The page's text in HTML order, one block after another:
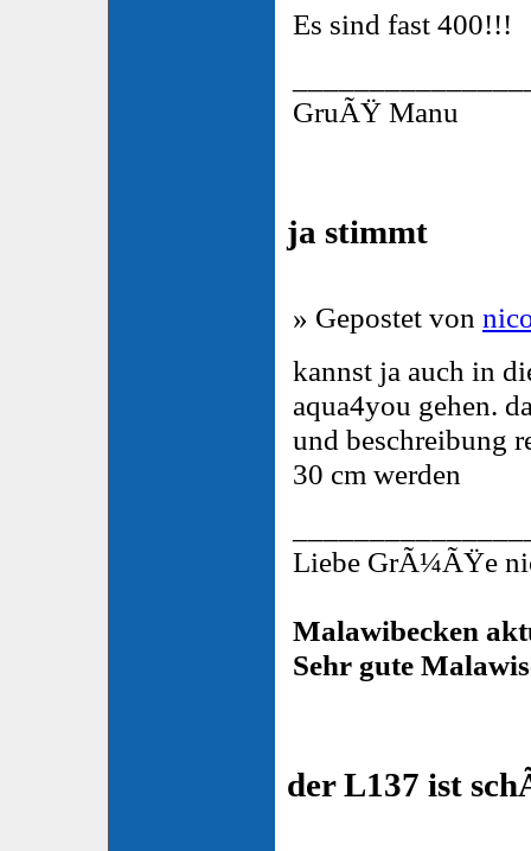
Es sind fast 400!!!
GruÃŸ Manu
ja stimmt
» Gepostet von
kannst ja auch in
aqua4you gehen.
und beschreibung
30 cm werden
Liebe GrÃ¼ÃŸe
Malawibecken
Sehr gute
der L137 ist